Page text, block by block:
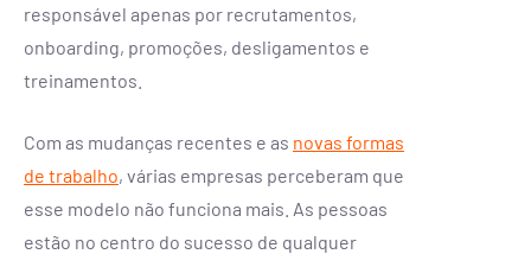
responsável apenas por recrutamentos,
onboarding, promoções, desligamentos e
treinamentos.
Com as mudanças recentes e as novas formas
de trabalho, várias empresas perceberam que
esse modelo não funciona mais. As pessoas
estão no centro do sucesso de qualquer